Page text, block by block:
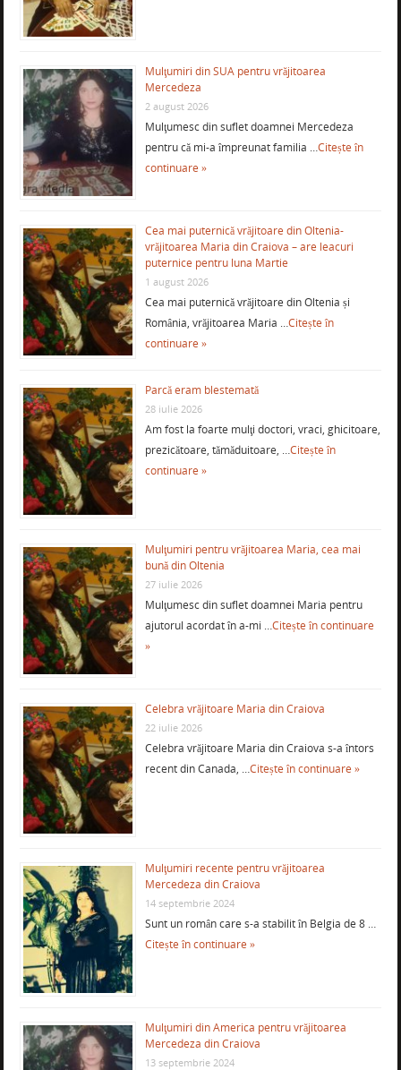
Mulţumiri din SUA pentru vrăjitoarea
Mercedeza
2 august 2026
Mulţumesc din suflet doamnei Mercedeza
pentru că mi-a împreunat familia …Citește în
continuare »
Cea mai puternică vrăjitoare din Oltenia-
vrăjitoarea Maria din Craiova – are leacuri
puternice pentru luna Martie
1 august 2026
Cea mai puternică vrăjitoare din Oltenia și
România, vrăjitoarea Maria …Citește în
continuare »
Parcă eram blestemată
28 iulie 2026
Am fost la foarte mulţi doctori, vraci, ghicitoare,
prezicătoare, tămăduitoare, …Citește în
continuare »
Mulţumiri pentru vrăjitoarea Maria, cea mai
bună din Oltenia
27 iulie 2026
Mulţumesc din suflet doamnei Maria pentru
ajutorul acordat în a-mi …Citește în continuare
»
Celebra vrăjitoare Maria din Craiova
22 iulie 2026
Celebra vrăjitoare Maria din Craiova s-a întors
recent din Canada, …Citește în continuare »
Mulţumiri recente pentru vrăjitoarea
Mercedeza din Craiova
14 septembrie 2024
Sunt un român care s-a stabilit în Belgia de 8 …
Citește în continuare »
Mulţumiri din America pentru vrăjitoarea
Mercedeza din Craiova
13 septembrie 2024